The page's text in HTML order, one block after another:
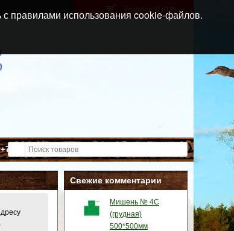
Товаров: 0 (0 p )
+7 (911) 021-04-08
Свежие комментарии
Мишень № 4С
(грудная)
500*500мм
правилами использования cookie-файлов.